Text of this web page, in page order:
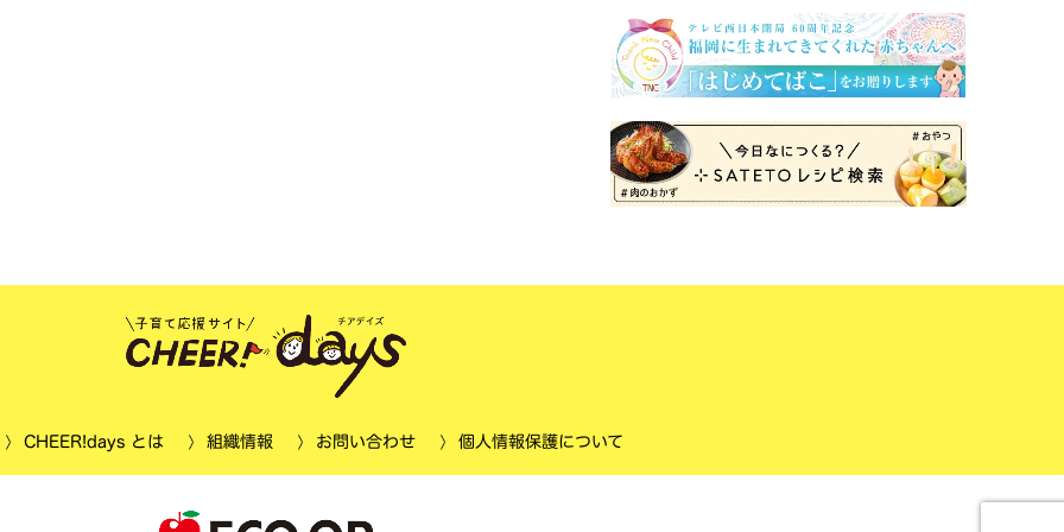
CHEER!days とは 組織情報 お問い合わせ 個人情報保護について